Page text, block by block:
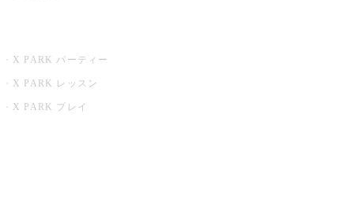
X PARK パーティー
X PARK レッスン
X PARK プレイ